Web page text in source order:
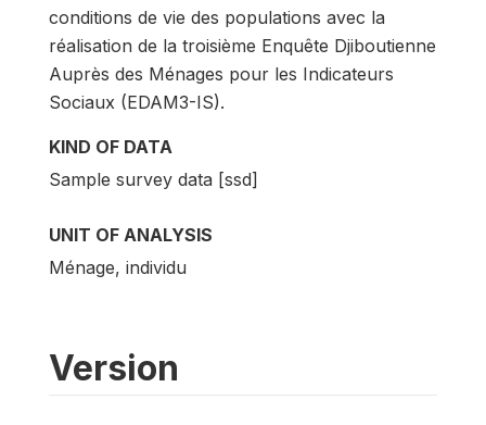
conditions de vie des populations avec la
réalisation de la troisième Enquête Djiboutienne
Auprès des Ménages pour les Indicateurs
Sociaux (EDAM3-IS).
KIND OF DATA
Sample survey data [ssd]
UNIT OF ANALYSIS
Ménage, individu
Version